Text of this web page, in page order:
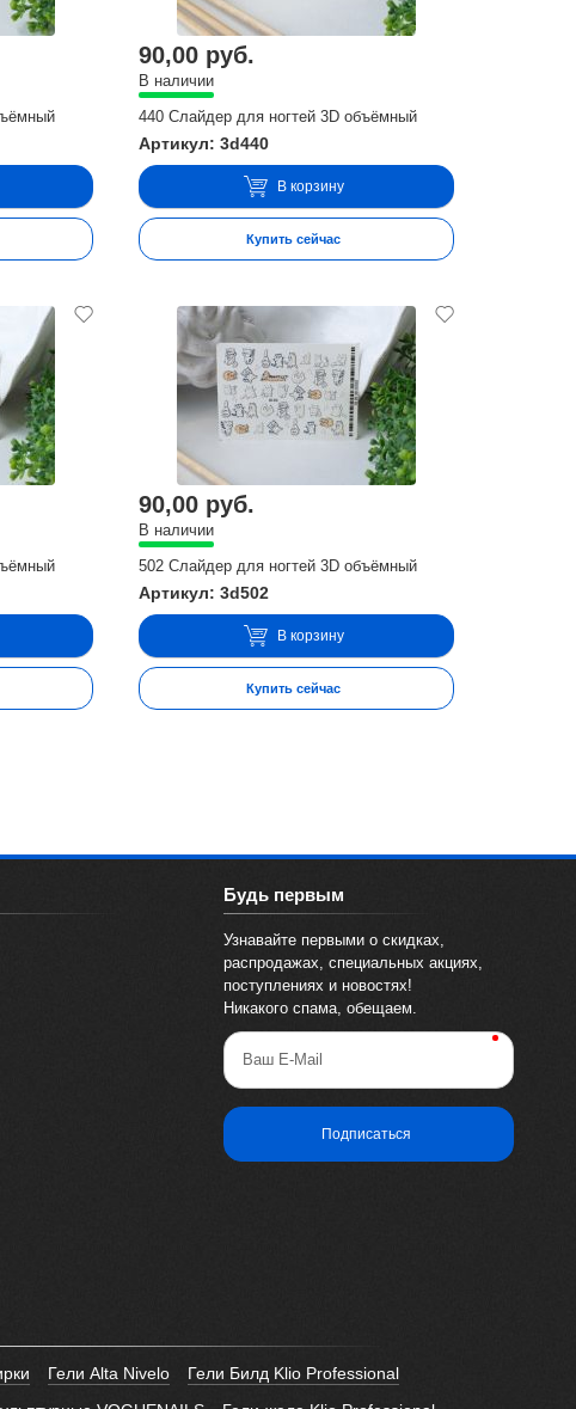
90,00 руб.
В наличии
440 Слайдер для ногтей 3D объёмный
Артикул: 3d440
В корзину
Купить сейчас
90,00 руб.
В наличии
502 Слайдер для ногтей 3D объёмный
Артикул: 3d502
В корзину
Купить сейчас
Будь первым
Узнавайте первыми о скидках,
распродажах, специальных акциях,
поступлениях и новостях!
Никакого спама, обещаем.
Ваш E-Mail
Подписаться
Гели Alta Nivelo
Гели Билд Klio Professional